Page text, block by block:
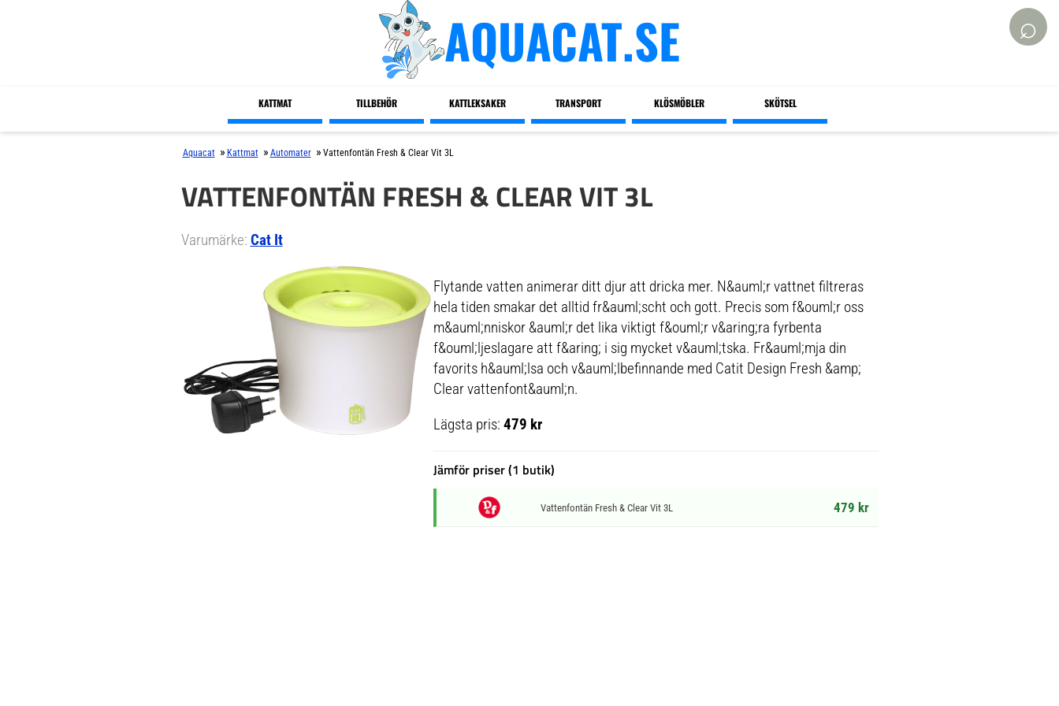
AQUACAT.SE ⌕
KATTMAT TILLBEHÖR KATTLEKSAKER TRANSPORT KLÖSMÖBLER SKÖTSEL
Aquacat » Kattmat » Automater » Vattenfontän Fresh & Clear Vit 3L
VATTENFONTÄN FRESH & CLEAR VIT 3L
Varumärke: Cat It
Flytande vatten animerar ditt djur att dricka mer. N&auml;r vattnet filtreras
hela tiden smakar det alltid fr&auml;scht och gott. Precis som f&ouml;r oss
m&auml;nniskor &auml;r det lika viktigt f&ouml;r v&aring;ra fyrbenta
f&ouml;ljeslagare att f&aring; i sig mycket v&auml;tska. Fr&auml;mja din
favorits h&auml;lsa och v&auml;lbefinnande med Catit Design Fresh &amp;
Clear vattenfont&auml;n.
Lägsta pris: 479 kr
Jämför priser (1 butik)
Vattenfontän Fresh & Clear Vit 3L 479 kr